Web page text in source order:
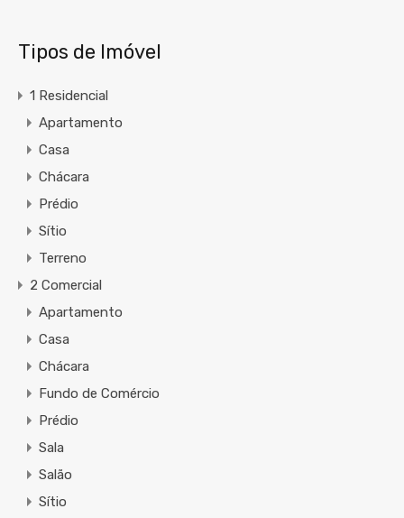
Tipos de Imóvel
1 Residencial
Apartamento
Casa
Chácara
Prédio
Sítio
Terreno
2 Comercial
Apartamento
Casa
Chácara
Fundo de Comércio
Prédio
Sala
Salão
Sítio